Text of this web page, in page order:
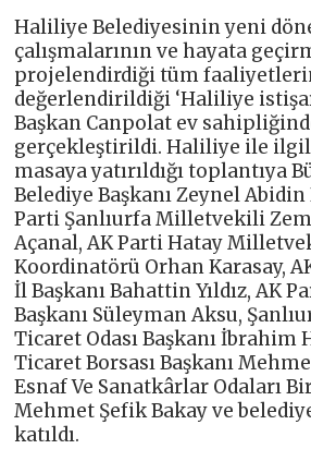
Haliliye Belediyesinin yeni
çalışmalarının ve hayata
projelendirdiği tüm
değerlendirildiği ‘Haliliye
Başkan Canpolat ev
gerçekleştirildi. Haliliye ile
masaya yatırıldığı toplantıya
Belediye Başkanı Zeynel Abidin
Parti Şanlıurfa Milletvekili
Açanal, AK Parti Hatay
Koordinatörü Orhan Karasay,
İl Başkanı Bahattin Yıldız, AK
Başkanı Süleyman Aksu,
Ticaret Odası Başkanı İbrahim
Ticaret Borsası Başkanı
Esnaf Ve Sanatkârlar Odaları
Mehmet Şefik Bakay ve
katıldı.